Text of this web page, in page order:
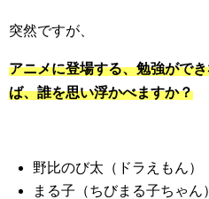
突然ですが、
アニメに登場する、勉強がで
ば、誰を思い浮かべますか？
野比のび太（ドラえもん）
まる子（ちびまる子ちゃん）